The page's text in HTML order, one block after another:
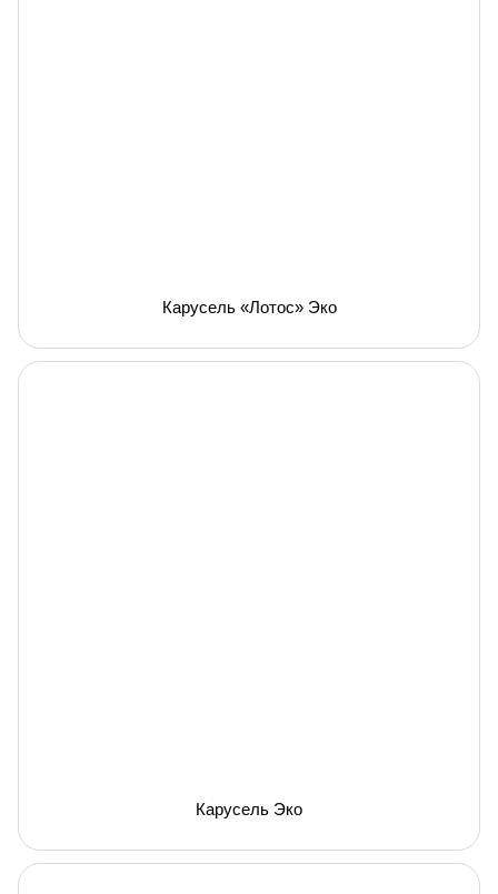
Карусель «Лотос» Эко
Карусель Эко